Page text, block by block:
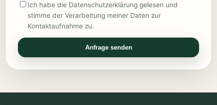
Ich habe die Datenschutzerklärung gelesen und
stimme der Verarbeitung meiner Daten zur
Kontaktaufnahme zu.
Anfrage senden